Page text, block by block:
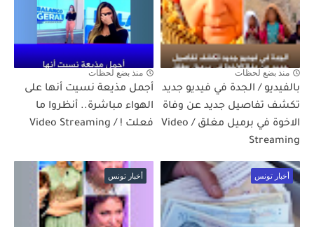
منذ بضع لحظات
بالفيديو / الجدة في فيديو جديد
تكشف تفاصيل جديد عن وفاة
الاخوة في برميل مغلق / Video
Streaming
منذ بضع لحظات
أجمل مذيعة نسيت أنها على
الهواء مباشرة.. أنظروا ما
فعلت ! / Video Streaming
أخبار تونس أخبار تونس